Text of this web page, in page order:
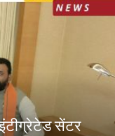
सेंटर